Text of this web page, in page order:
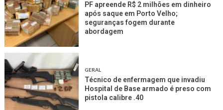
PF apreende R$ 2 milhões em dinheiro
após saque em Porto Velho;
seguranças fogem durante
abordagem
GERAL
Técnico de enfermagem que invadiu
Hospital de Base armado é preso com
pistola calibre .40